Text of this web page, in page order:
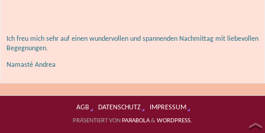
Ich freu mich sehr auf einen wundervollen und spannenden Nachmittag mit liebevollen
Begegnungen.
Namasté Andrea
AGB DATENSCHUTZ IMPRESSUM
PRÄSENTIERT VON PAЯABOLA& WORDPRESS.